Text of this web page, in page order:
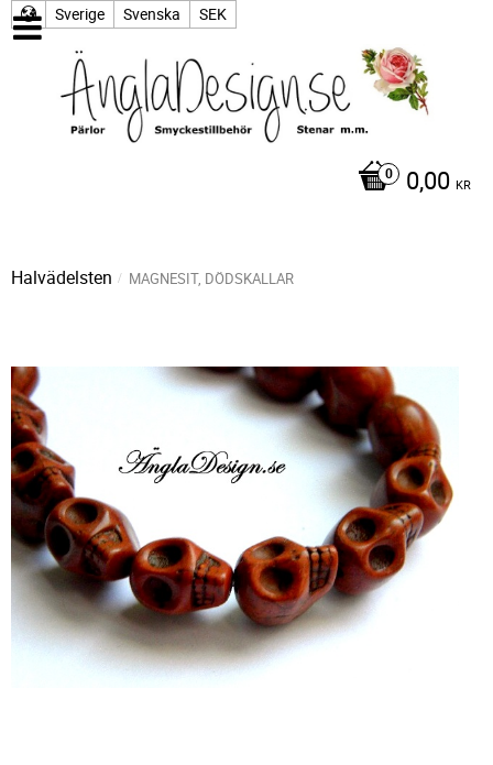
Sverige Svenska SEK
0,00 KR
Halvädelsten MAGNESIT, DÖDSKALLAR